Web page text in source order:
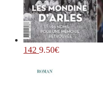
142 9.50€